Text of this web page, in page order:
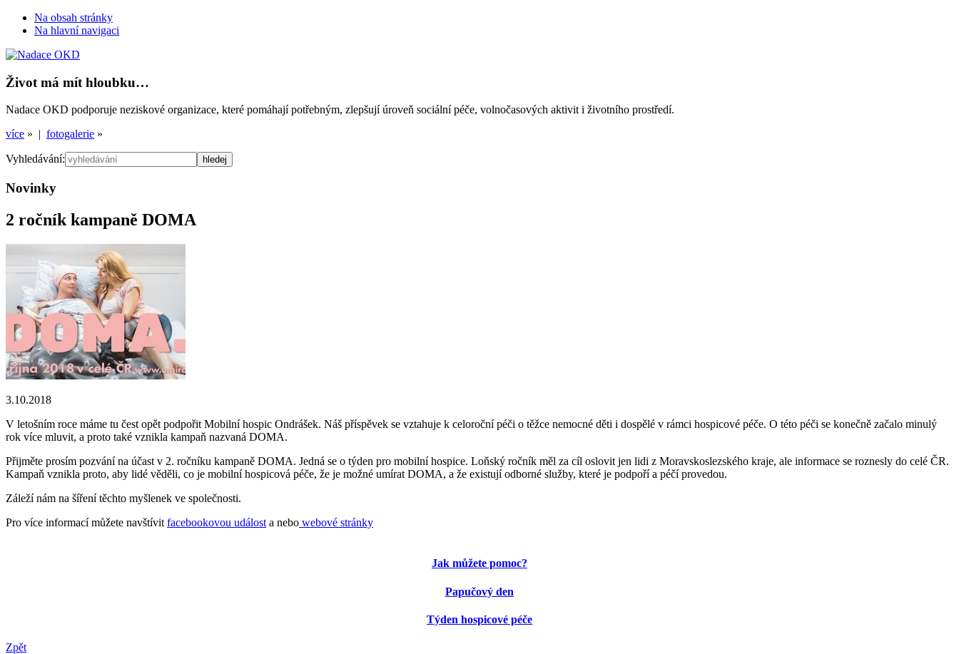
Na obsah stránky
Na hlavní navigaci
Život má mít hloubku…
Nadace OKD podporuje neziskové organizace, které pomáhají potřebným, zlepšují úroveň sociální péče, volnočasových aktivit i životního prostředí.
více » | fotogalerie »
Vyhledávání:
Novinky
2 ročník kampaně DOMA
3.10.2018
V letošním roce máme tu čest opět podpořit Mobilní hospic Ondrášek. Náš příspěvek se vztahuje k celoroční péči o těžce nemocné děti i dospělé v rámci hospicové péče. O této péči se konečně začalo minulý
rok více mluvit, a proto také vznikla kampaň nazvaná DOMA.
Přijměte prosím pozvání na účast v 2. ročníku kampaně DOMA. Jedná se o týden pro mobilní hospice. Loňský ročník měl za cíl oslovit jen lidi z Moravskoslezského kraje, ale informace se roznesly do celé ČR.
Kampaň vznikla proto, aby lidé věděli, co je mobilní hospicová péče, že je možné umírat DOMA, a že existují odborné služby, které je podpoří a péčí provedou.
Záleží nám na šíření těchto myšlenek ve společnosti.
Pro více informací můžete navštívit facebookovou událost a nebo webové stránky
Jak můžete pomoc?
Papučový den
Týden hospicové péče
Zpět